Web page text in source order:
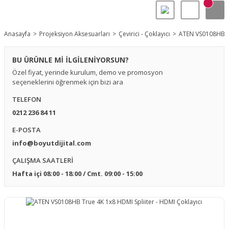
Anasayfa Projeksiyon Aksesuarları Çevirici - Çoklayıcı ATEN
BU ÜRÜNLE Mİ İLGİLENİYORSUN?
Özel fiyat, yerinde kurulum, demo ve promosyon
seçeneklerini öğrenmek için bizi ara
TELEFON
0212 236 84 11
E-POSTA
info@boyutdijital.com
ÇALIŞMA SAATLERİ
Hafta içi 08:00 - 18:00 / Cmt. 09:00 - 15:00